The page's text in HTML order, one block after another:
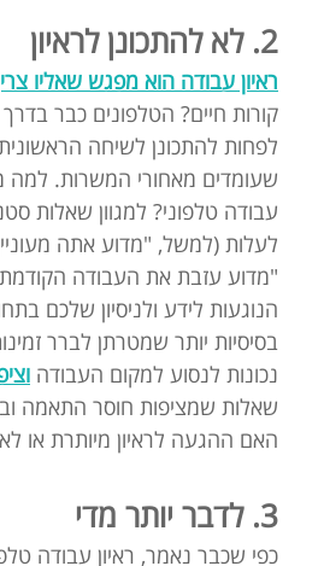
2. לא להתכונן לראיון
ראיון עבודה הוא מפגש שאליו
קורות חיים? הטלפונים כבר בדרך
לפחות להתכונן לשיחה
שעומדים מאחורי המשרות. למה
עבודה טלפוני? למגוון שאלות
לעלות (למשל, "מדוע אתה
"מדוע עזבת את העבודה
הנוגעות לידע ולניסיון שלכם
בסיסיות יותר שמטרתן לברר
נכונות לנסוע למקום העבודה
שאלות שמציפות חוסר התאמה
האם ההגעה לראיון מיותרת או
3. לדבר יותר מדי
כפי שכבר נאמר, ראיון עבודה